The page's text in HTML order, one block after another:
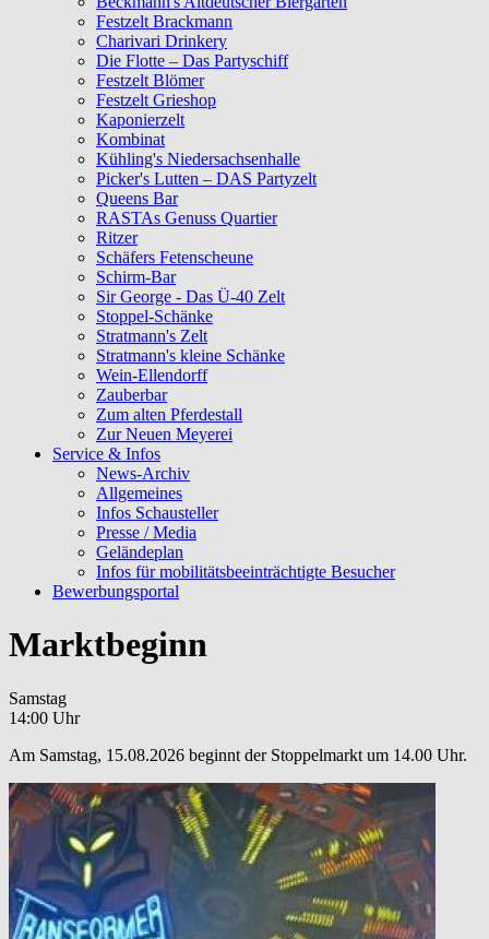
Festzelt Brackmann
Charivari Drinkery
Die Flotte – Das Partyschiff
Festzelt Blömer
Festzelt Grieshop
Kaponierzelt
Kombinat
Kühling's Niedersachsenhalle
Picker's Lutten – DAS Partyzelt
Queens Bar
RASTAs Genuss Quartier
Ritzer
Schäfers Fetenscheune
Schirm-Bar
Sir George - Das Ü-40 Zelt
Stoppel-Schänke
Stratmann's Zelt
Stratmann's kleine Schänke
Wein-Ellendorff
Zauberbar
Zum alten Pferdestall
Zur Neuen Meyerei
Service & Infos
News-Archiv
Allgemeines
Infos Schausteller
Presse / Media
Geländeplan
Infos für mobilitätsbeeinträchtigte Besucher
Bewerbungsportal
Marktbeginn
Samstag
14:00 Uhr
Am Samstag, 15.08.2026 beginnt der Stoppelmarkt um 14.00 Uhr.